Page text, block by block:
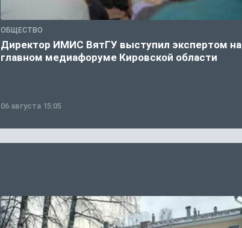
ОБЩЕСТВО
Директор ИМИС ВятГУ выступил экспертом на
главном медиафоруме Кировской области
06 августа 15:05